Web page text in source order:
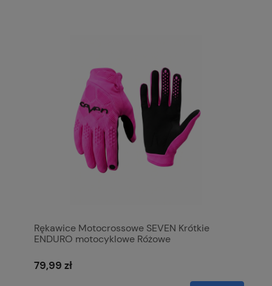
Rękawice Motocrossowe SEVEN Krótkie
ENDURO motocyklowe Różowe
79,99 zł